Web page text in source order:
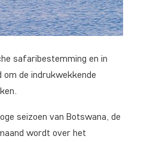
safaribestemming en in
om de indrukwekkende
seizoen van Botswana, de
wordt over het